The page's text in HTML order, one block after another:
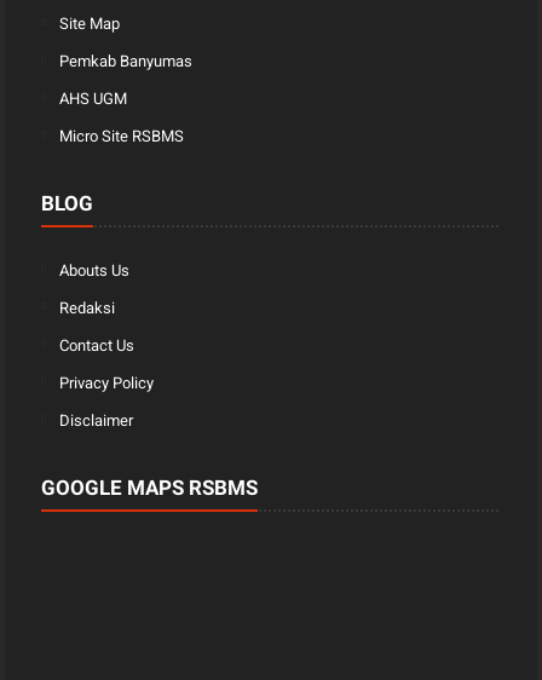
Site Map
Pemkab Banyumas
AHS UGM
Micro Site RSBMS
BLOG
Abouts Us
Redaksi
Contact Us
Privacy Policy
Disclaimer
GOOGLE MAPS RSBMS